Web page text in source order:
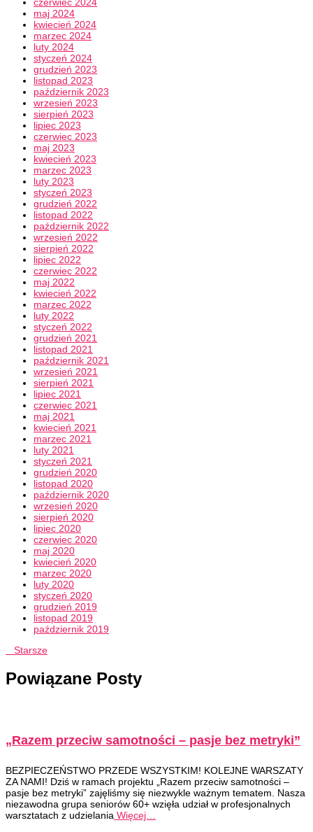
maj 2024
kwiecień 2024
marzec 2024
luty 2024
styczeń 2024
grudzień 2023
listopad 2023
październik 2023
wrzesień 2023
sierpień 2023
lipiec 2023
czerwiec 2023
maj 2023
kwiecień 2023
marzec 2023
luty 2023
styczeń 2023
grudzień 2022
listopad 2022
październik 2022
wrzesień 2022
sierpień 2022
lipiec 2022
czerwiec 2022
maj 2022
kwiecień 2022
marzec 2022
luty 2022
styczeń 2022
grudzień 2021
listopad 2021
październik 2021
wrzesień 2021
sierpień 2021
lipiec 2021
czerwiec 2021
maj 2021
kwiecień 2021
marzec 2021
luty 2021
styczeń 2021
grudzień 2020
listopad 2020
październik 2020
wrzesień 2020
sierpień 2020
lipiec 2020
czerwiec 2020
maj 2020
kwiecień 2020
marzec 2020
luty 2020
styczeń 2020
grudzień 2019
listopad 2019
październik 2019
Starsze
Powiązane Posty
„Razem przeciw samotności – pasje bez metryki”
BEZPIECZEŃSTWO PRZEDE WSZYSTKIM! KOLEJNE WARSZATY
ZA NAMI! Dziś w ramach projektu „Razem przeciw samotności –
pasje bez metryki” zajęliśmy się niezwykle ważnym tematem. Nasza
niezawodna grupa seniorów 60+ wzięła udział w profesjonalnych
warsztatach z udzielania Więcej…